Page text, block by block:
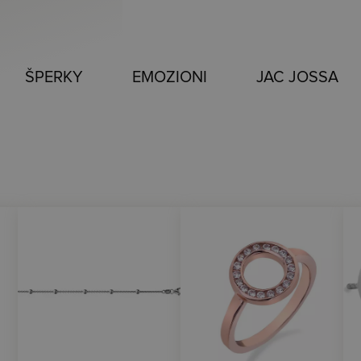
ŠPERKY EMOZIONI JAC JOSSA